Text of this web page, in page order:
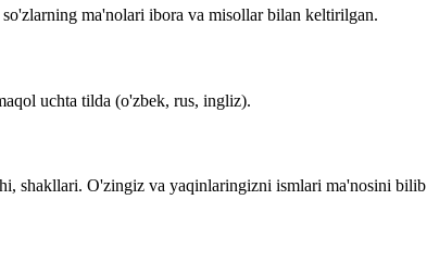
ma'nolari ibora va misollar bilan keltirilgan.
uchta tilda (o'zbek, rus, ingliz).
shakllari. O'zingiz va yaqinlaringizni ismlari ma'nosini